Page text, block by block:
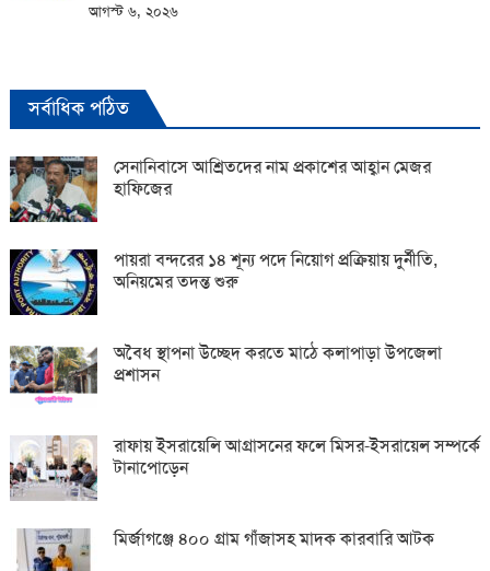
আগস্ট ৬, ২০২৬
সর্বাধিক পঠিত
সেনানিবাসে আশ্রিতদের নাম প্রকাশের আহ্বান মেজর
হাফিজের
পায়রা বন্দরের ১৪ শূন্য পদে নিয়োগ প্রক্রিয়ায় দুর্নীতি,
অনিয়মের তদন্ত শুরু
অবৈধ স্থাপনা উচ্ছেদ করতে মাঠে কলাপাড়া উপজেলা
প্রশাসন
রাফায় ইসরায়েলি আগ্রাসনের ফলে মিসর-ইসরায়েল সম্পর্কে
টানাপোড়েন
মির্জাগঞ্জে ৪০০ গ্রাম গাঁজাসহ মাদক কারবারি আটক